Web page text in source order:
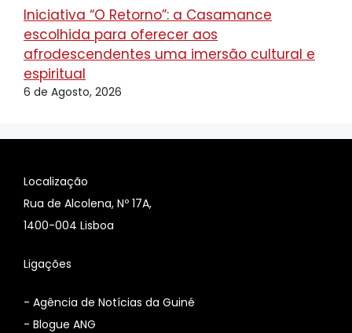
Iniciativa “O Retorno”: a Casamance
escolhida para oferecer aos
afrodescendentes uma imersão cultural e
espiritual
6 de Agosto, 2026
Localização
Rua de Alcolena, Nº 17A,
1400-004 Lisboa
Ligações
- Agência de Notícias da Guiné
- Blogue ANG